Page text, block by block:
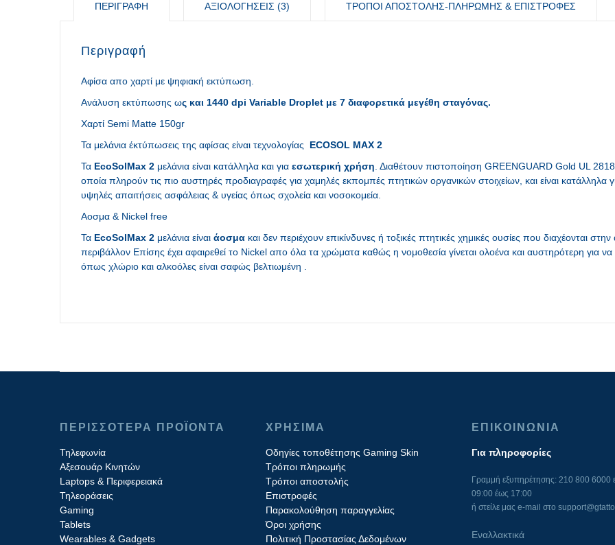
ΠΕΡΙΓΡΑΦΉ
Περιγραφή
Αφίσα απο χαρτί με ψηφιακή εκτύπωση.
Ανάλυση εκτύπωσης ως και 1440 dpi Variable Droplet με 7 διαφορετικά μεγέθη σταγόνας.
Χαρτί Semi Matte 150gr
Τα μελάνια έκτύπωσεις της αφίσας είναι τεχνολογίας
ECOSOL ΜΑΧ 2
Τα EcoSolMax 2 μελάνια είναι κατάλληλα και για εσωτερική χρήση . Διαθέτουν πιστοποίηση GREENGUARD Gold UL
οποία πληρούν τις πιο αυστηρές προδιαγραφές για χαμηλές εκπομπές πτητικών οργανικών στοιχείων, και είναι
υψηλές απαιτήσεις ασφάλειας & υγείας όπως σχολεία και νοσοκομεία.
Αοσμα & Nickel free
Τα EcoSolMax 2 μελάνια είναι άοσμα και δεν περιέχουν επικίνδυνες ή τοξικές πτητικές χημικές ουσίες που διαχέονται
περιβάλλον Επίσης έχει αφαιρεθεί το Nickel απο όλα τα χρώματα καθώς η νομοθεσία γίνεται ολοένα και αυστηρότερη για
όπως χλώριο και αλκοόλες είναι σαφώς βελτιωμένη .
ΑΞΙΟΛΟΓΉΣΕΙΣ (3) ΤΡΟΠΟΙ ΑΠΟΣΤΟΛΗΣ-ΠΛΗΡΩΜΗΣ & ΕΠΙΣΤΡΟΦΕΣ
ΠΕΡΙΣΣΟΤΕΡΑ ΠΡΟΪΟΝΤΑ
Τηλεφωνία
Αξεσουάρ Κινητών
Laptops & Περιφερειακά
Τηλεοράσεις
Gaming
Tablets
Wearables & Gadgets
ΧΡΗΣΙΜΑ
Οδηγίες τοποθέτησης Gaming Skin
Τρόποι πληρωμής
Τρόποι αποστολής
Επιστροφές
Παρακολούθηση παραγγελίας
Όροι χρήσης
Πολιτική Προστασίας Δεδομένων
ΕΠΙΚΟΙΝΩΝΙΑ
Για πληροφορίες
Γραμμή εξυπηρέτησης: 210 800 6000
09:00 έως 17:00
ή στείλε μας e-mail στο
Εναλλακτικά